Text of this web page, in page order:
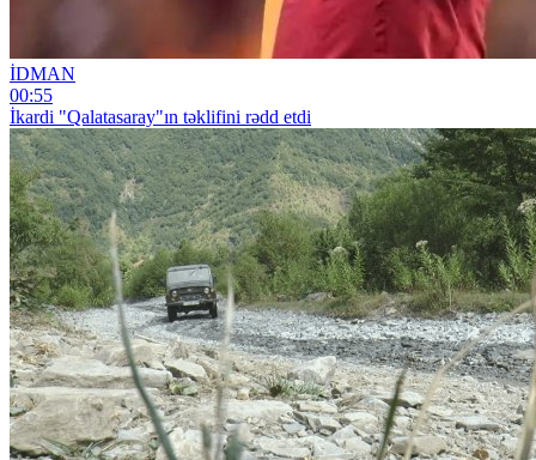
İDMAN
00:55
İkardi "Qalatasaray"ın təklifini rədd etdi